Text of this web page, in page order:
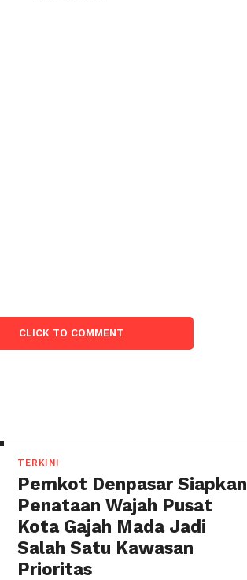
CLICK TO COMMENT
TERKINI
Pemkot Denpasar Siapkan
Penataan Wajah Pusat
Kota Gajah Mada Jadi
Salah Satu Kawasan
Prioritas